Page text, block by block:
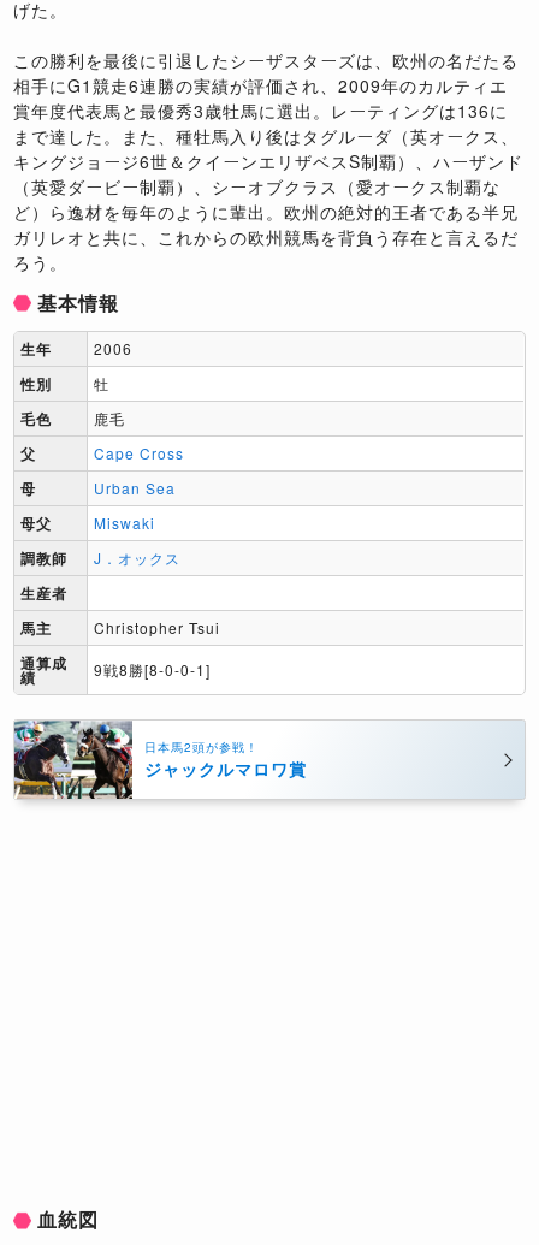
げた。
この勝利を最後に引退したシーザスターズは、欧州の名だたる
相手にG1競走6連勝の実績が評価され、2009年のカルティエ
賞年度代表馬と最優秀3歳牡馬に選出。レーティングは136に
まで達した。また、種牡馬入り後はタグルーダ（英オークス、
キングジョージ6世＆クイーンエリザベスS制覇）、ハーザンド
（英愛ダービー制覇）、シーオブクラス（愛オークス制覇な
ど）ら逸材を毎年のように輩出。欧州の絶対的王者である半兄
ガリレオと共に、これからの欧州競馬を背負う存在と言えるだ
ろう。
基本情報
生年 2006
性別 牡
毛色 鹿毛
父 Cape Cross
母 Urban Sea
母父 Miswaki
調教師 J．オックス
生産者
馬主
Christopher Tsui
通算成
績 9戦8勝[8-0-0-1]
日本馬2頭が参戦！
ジャックルマロワ賞
血統図